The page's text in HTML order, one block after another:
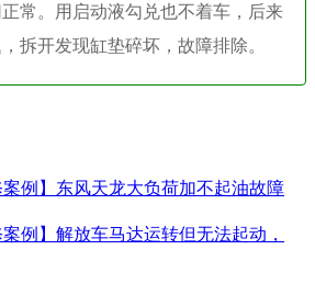
常。用启动液勾兑也不着车，后来
拆开发现缸垫碎坏，故障排除。
案例】东风天龙大负荷加不起油故障
案例】解放车马达运转但无法起动，